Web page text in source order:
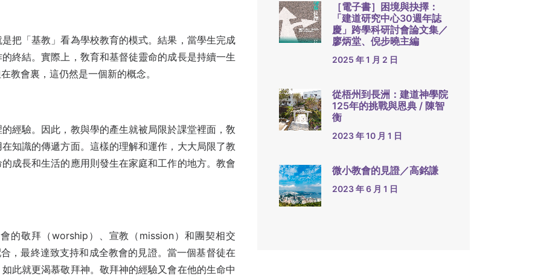
把「基教」看為學校教育的模式。結果，當學生完成
終結。實際上，敎育和基督徒靈命的成長是持續一生
教會裏，這仍然是一個新的概念。
經驗。因此，教與學的產生就被局限於課堂裡面，敎
知識的傳遞方面。這樣的理解和運作，大大局限了教
成長和生活的應用則發生在家庭和工作的地方。教會
的敬拜（worship）、宣教（mission）和團契相交
，最終達致支持和成全教會的見證。當一個基督徒在
此就更渴慕敬拜神。敬拜神的經驗又會在他的生命中
［電子書］困境與抉擇：
「建道研究中心30週年誌
慶」跨學科研討會論文集／
廖炳堂、倪步曉主編
2025 年 1 月 2 日
從梧州到長洲：建道神學院
125年的挑戰與恩典 / 陳智
衡
2023 年 10 月 1 日
微小教會的見證／高銘謙
2023 年 6 月 1 日